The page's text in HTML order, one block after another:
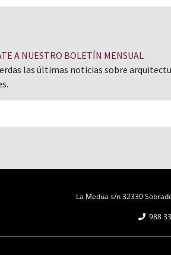
A NUESTRO BOLETÍN MENSUAL
las últimas noticias sobre
La Medua s/n 32330
988